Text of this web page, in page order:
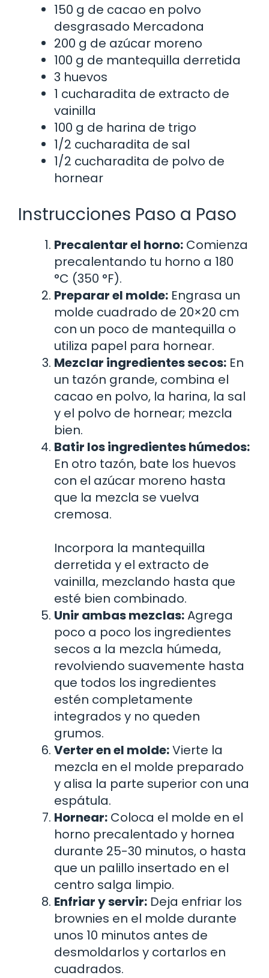
150 g de cacao en polvo
desgrasado Mercadona
200 g de azúcar moreno
100 g de mantequilla derretida
3 huevos
1 cucharadita de extracto de
vainilla
100 g de harina de trigo
1/2 cucharadita de sal
1/2 cucharadita de polvo de
hornear
Instrucciones Paso a Paso
Precalentar el horno: Comienza
precalentando tu horno a 180
°C (350 °F).
Preparar el molde: Engrasa un
molde cuadrado de 20×20 cm
con un poco de mantequilla o
utiliza papel para hornear.
Mezclar ingredientes secos: En
un tazón grande, combina el
cacao en polvo, la harina, la sal
y el polvo de hornear; mezcla
bien.
Batir los ingredientes húmedos:
En otro tazón, bate los huevos
con el azúcar moreno hasta
que la mezcla se vuelva
cremosa.
Incorpora la mantequilla
derretida y el extracto de
vainilla, mezclando hasta que
esté bien combinado.
Unir ambas mezclas:Agrega
poco a poco los ingredientes
secos a la mezcla húmeda,
revolviendo suavemente hasta
que todos los ingredientes
estén completamente
integrados y no queden
grumos.
Verter en el molde:Vierte la
mezcla en el molde preparado
y alisa la parte superior con una
espátula.
Hornear: Coloca el molde en el
horno precalentado y hornea
durante 25-30 minutos, o hasta
que un palillo insertado en el
centro salga limpio.
Enfriar y servir: Deja enfriar los
brownies en el molde durante
unos 10 minutos antes de
desmoldarlos y cortarlos en
cuadrados.